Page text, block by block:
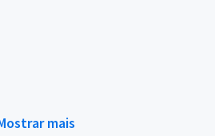
mais